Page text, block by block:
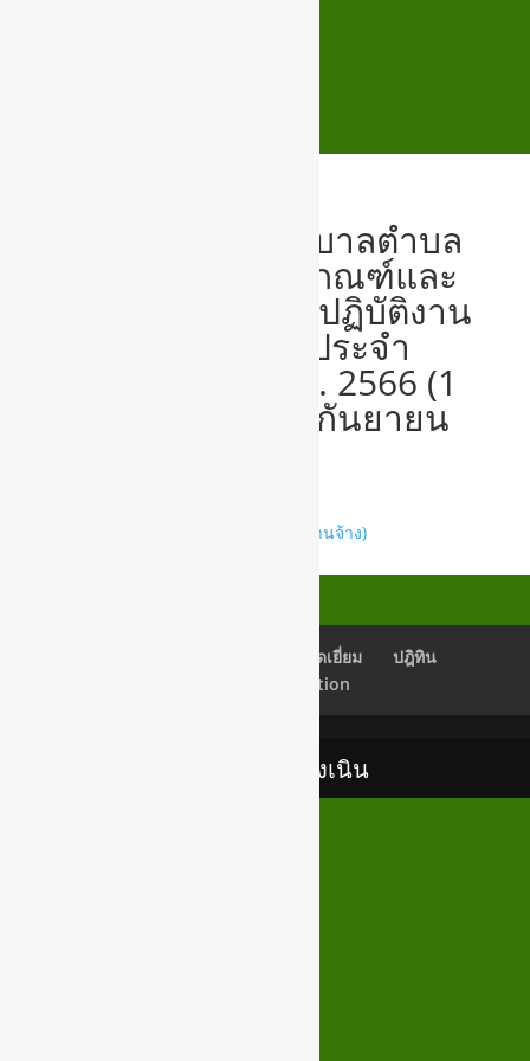
O25 ประกาศเทศบาลตำบล
สูงเนิน เรื่องหลักเกณฑ์และ
วิธีประเมินผลการปฏิบัติงาน
ของพนักงานจ้างประจำ
ปีงบประมาณ พ.ศ. 2566 (1
ตุลาคม 2565-30 กันยายน
025 ประกาศหลักเกณฑ์ 2566 (พนักงานจ้าง)
สมุดเยี่ยม
ปฎิทิน
Newsletter Subscription
เทศบาลตำบลสูงเนิน